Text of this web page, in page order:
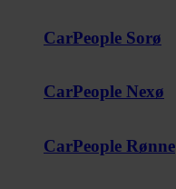
CarPeople Sorø
CarPeople Nexø
CarPeople Rønne